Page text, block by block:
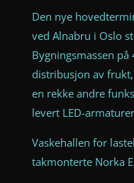
Den nye
ved Alnabru i Oslo
Bygningsmassen
distribusjon av
en rekke andre
levert LED-
Vaskehallen for
takmonterte Norka